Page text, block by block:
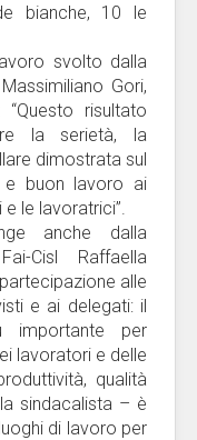
bianche, 10 le
svolto dalla
Gori,
risultato
la serietà, la
dimostrata sul
e buon lavoro ai
le lavoratrici”.
anche dalla
Cisl Raffaella
alle
e ai delegati: il
importante per
lavoratori e delle
qualità
sindacalista – è
di lavoro per